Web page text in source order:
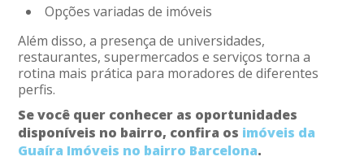
Opções variadas de imóveis
Além disso, a presença de universidades,
restaurantes, supermercados e serviços torna a
rotina mais prática para moradores de diferentes
perfis.
Se você quer conhecer as oportunidades
disponíveis no bairro, confira os imóveis da
Guaíra Imóveis no bairro Barcelona.